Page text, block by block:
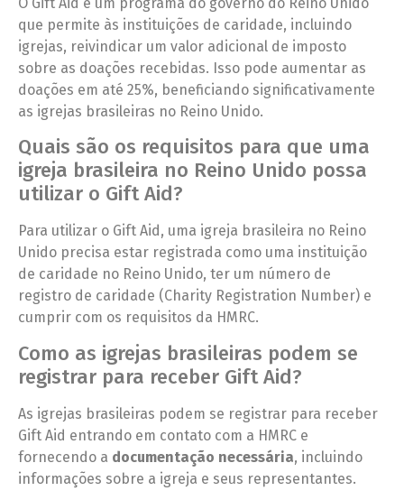
que permite às instituições de caridade, incluindo
igrejas, reivindicar um valor adicional de imposto
sobre as doações recebidas. Isso pode aumentar as
doações em até 25%, beneficiando significativamente
as igrejas brasileiras no Reino Unido.
Quais são os requisitos para que uma
igreja brasileira no Reino Unido possa
utilizar o Gift Aid?
Para utilizar o Gift Aid, uma igreja brasileira no Reino
Unido precisa estar registrada como uma instituição
de caridade no Reino Unido, ter um número de
registro de caridade (Charity Registration Number) e
cumprir com os requisitos da HMRC.
Como as igrejas brasileiras podem se
registrar para receber Gift Aid?
As igrejas brasileiras podem se registrar para receber
Gift Aid entrando em contato com a HMRC e
fornecendo a documentação necessária, incluindo
informações sobre a igreja e seus representantes.